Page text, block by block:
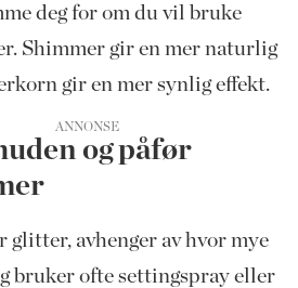
deg for om du vil bruke
Shimmer gir en mer naturlig
gir en mer synlig effekt.
og påfør
glitter, avhenger av hvor mye
bruker ofte settingspray eller